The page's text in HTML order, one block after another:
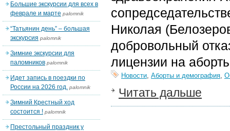
Николая
добровольный
лицензии на
Новости, Аборты и демография,
Читать дальше
Большие экскурсии для всех в
феврале и марте palomnik
“Татьянин день” – большая
экскурсия palomnik
Зимние экскурсии для
паломников palomnik
Идет запись в поездки по
России на 2026 год. palomnik
Зимний Крестный ход
состоится ! palomnik
Престольный праздник у